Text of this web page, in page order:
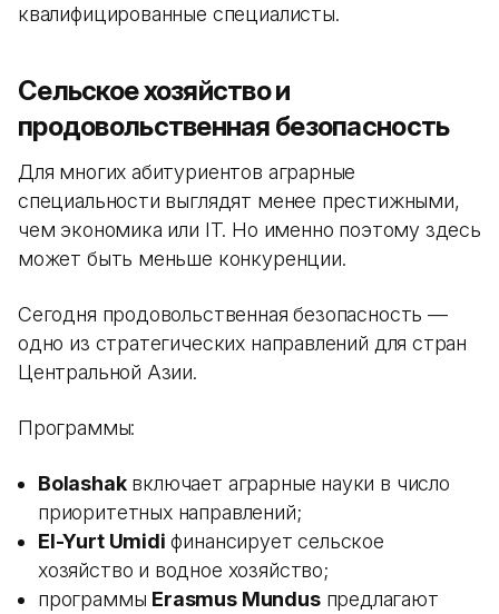
квалифицированные специалисты.
Сельское хозяйство и
продовольственная безопасность
Для многих абитуриентов аграрные
специальности выглядят менее престижными,
чем экономика или IT. Но именно поэтому здесь
может быть меньше конкуренции.
Сегодня продовольственная безопасность —
одно из стратегических направлений для стран
Центральной Азии.
Программы:
Bolashakвключает аграрные науки в число
приоритетных направлений;
El-Yurt Umidi финансирует сельское
хозяйство и водное хозяйство;
программы Erasmus Mundusпредлагают